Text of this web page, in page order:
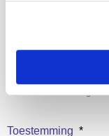
opnemen om jouw
actief en zullen
Toestemming *